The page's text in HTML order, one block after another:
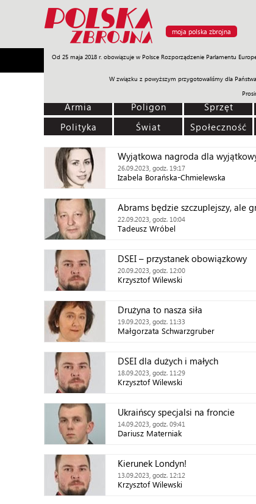
moja polska zbrojna
Od 25 maja 2018 r. obowiązuje w Polsce Rozporządzenie Parlamentu
W związku z powyższym przygotowaliśmy dla
Armia Poligon Sprzęt Misje Polityka
Armia Poligon Sprzęt
Polityka
Świat Społeczność
Wyjątkowa nagroda dla
26.09.2023, godz. 19:17
Izabela Borańska-Chmielewska
Abrams będzie szczuplejszy, ale
22.09.2023, godz. 10:04
Tadeusz Wróbel
DSEI – przystanek obowiązkowy
20.09.2023, godz. 12:00
Krzysztof Wilewski
Drużyna to nasza siła
19.09.2023, godz. 11:33
Małgorzata Schwarzgruber
DSEI dla dużych i małych
18.09.2023, godz. 11:29
Krzysztof Wilewski
Ukraińscy specjalsi na froncie
14.09.2023, godz. 09:41
Dariusz Materniak
Kierunek Londyn!
13.09.2023, godz. 12:12
Krzysztof Wilewski